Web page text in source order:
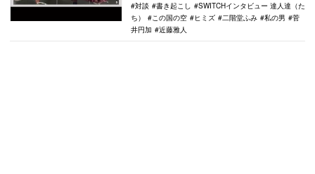
対談
書き起こし
SWITCHインタビュー 達人達（た
ち）
この国の空 ヒミズ 二階堂ふみ 私の男
菅
井円加
近藤雅人